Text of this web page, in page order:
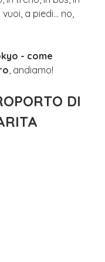
a piedi... no,
- come
, andiamo!
DI